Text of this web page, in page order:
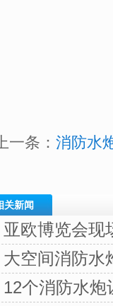
一条： 消防水
关新闻
亚欧博览会现
大空间消防水
12个消防水